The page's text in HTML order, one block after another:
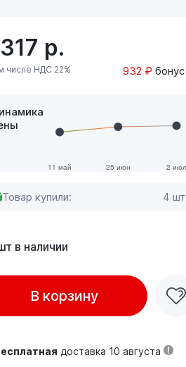
р.
числе НДС 22% 932 ₽ бонус
Товар купили: 4 шт
в наличии
В корзину
доставка 10 августа